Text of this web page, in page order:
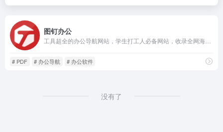
图钉办公
# PDF # 办公导航 # 办公软件
没有了